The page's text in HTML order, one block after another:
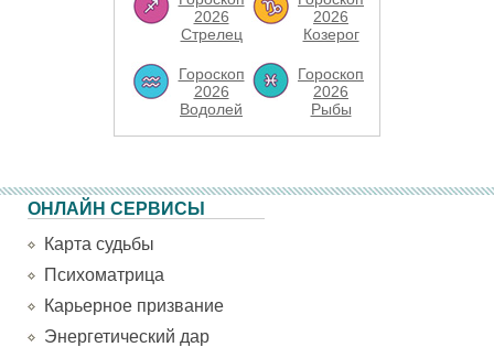
2026
Стрелец
2026
Козерог
Гороскоп
2026
Водолей
Гороскоп
2026
Рыбы
ОНЛАЙН СЕРВИСЫ
Карта судьбы
Психоматрица
Карьерное призвание
Энергетический дар